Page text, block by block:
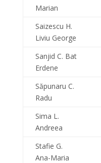
Marian
Saizescu H.
Liviu George
Sanjid C. Bat
Erdene
Săpunaru C.
Radu
Sima L.
Andreea
Stafie G.
Ana-Maria